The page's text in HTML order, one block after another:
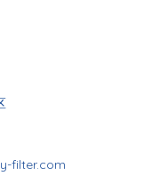
filter.com